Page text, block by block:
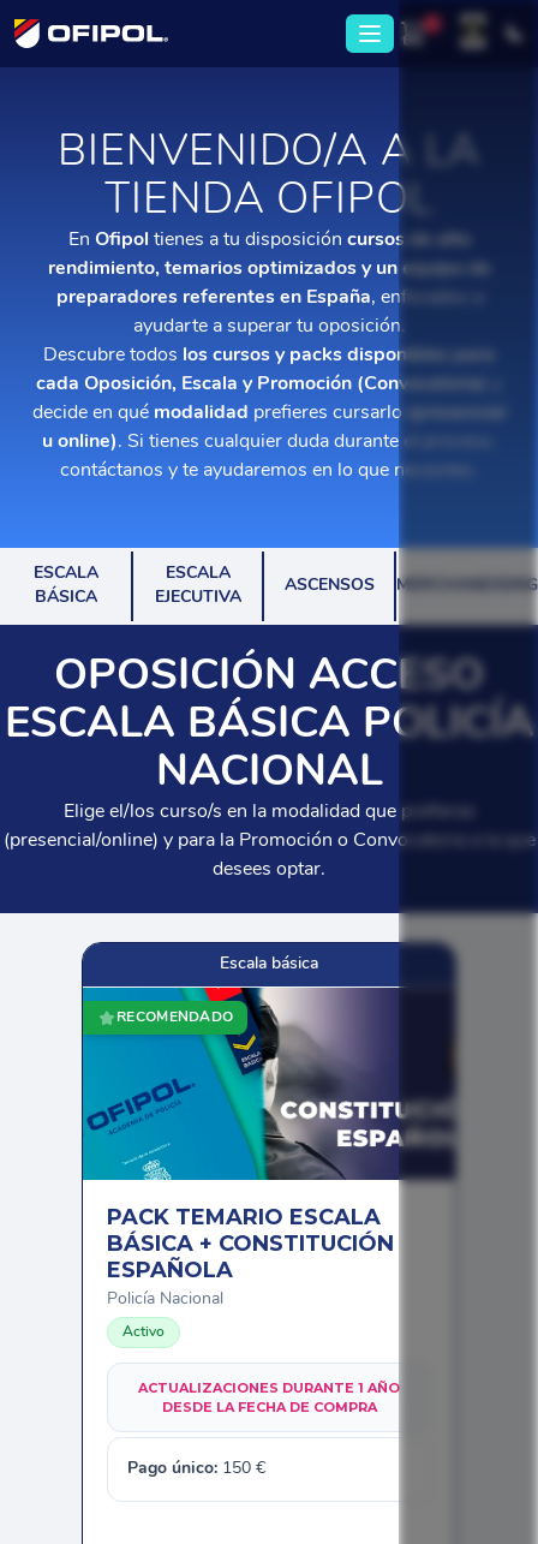
BIENVENIDO/A A LA
TIENDA OFIPOL
En Ofipol tienes a tu disposición cursos de alto
rendimiento, temarios optimizados y un equipo de
preparadores referentes en España, enfocados a
ayudarte a superar tu oposición.
Descubre todos los cursos y packs disponibles para
cada Oposición, Escala y Promoción (Convocatoria)
decide en qué modalidad prefieres cursarlo
u online). Si tienes cualquier duda durante el proceso,
contáctanos y te ayudaremos en lo que necesites.
ESCALA
BÁSICA
ESCALA
EJECUTIVA
ASCENSOS MERCHANDISING
OPOSICIÓN ACCESO
ESCALA BÁSICA POLICÍA
NACIONAL
Elige el/los curso/s en la modalidad que prefieras
(presencial/online) y para la Promoción o Convocatoria a la que
desees optar.
RECOMENDADO
Escala básica
PACK TEMARIO ESCALA
BÁSICA + CONSTITUCIÓN
ESPAÑOLA
Policía Nacional
Activo
ACTUALIZACIONES DURANTE 1 AÑO
DESDE LA FECHA DE COMPRA
Pago único: 150 €